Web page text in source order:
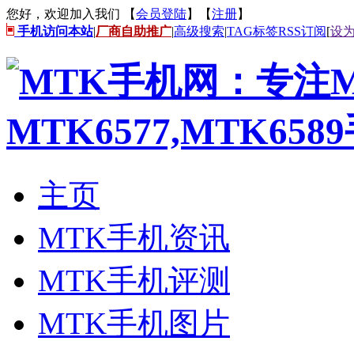
您好，欢迎加入我们 【会员登陆】【注册】
手机访问本站|厂商自助推广|高级搜索|TAG标签RSS订阅[设
主页
MTK手机资讯
MTK手机评测
MTK手机图片